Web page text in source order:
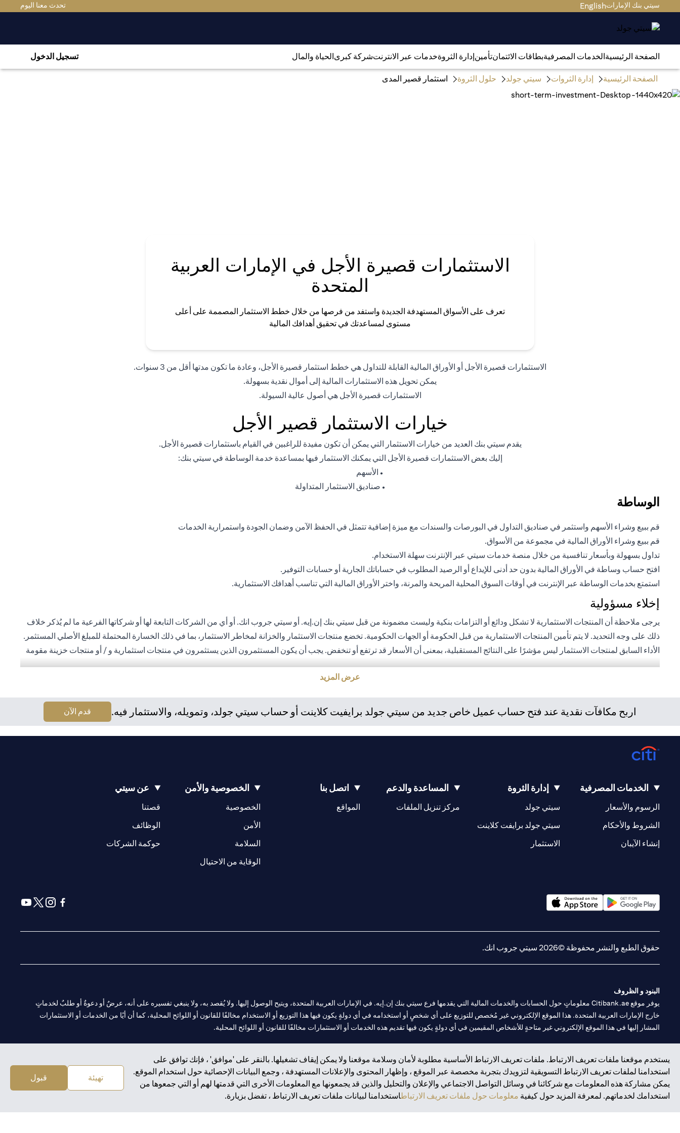
سيتي بنك الإماراتEnglish تحدث معنا اليوم
الصفحة الرئيسيةالخدمات المصرفيةبطاقات الائتمانتأمينإدارة الثروةخدمات عبر الانترنتشركة كبرىالحياة والمال تسجيل الدخول
الصفحة الرئيسية إدارة الثروات سيتي جولد حلول الثروة استثمار قصير المدى
الاستثمارات قصيرة الأجل في الإمارات العربية
المتحدة
تعرف على الأسواق المستهدفة الجديدة واستفد من فرصها من خلال خطط الاستثمار المصممة على أعلى
مستوى لمساعدتك في تحقيق أهدافك المالية
الاستثمارات قصيرة الأجل أو الأوراق المالية القابلة للتداول هي خطط استثمار قصيرة الأجل، وعادة ما تكون مدتها أقل من 3 سنوات.
يمكن تحويل هذه الاستثمارات المالية إلى أموال نقدية بسهولة.
الاستثمارات قصيرة الأجل هي أصول عالية السيولة.
خيارات الاستثمار قصير الأجل
يقدم سيتي بنك العديد من خيارات الاستثمار التي يمكن أن تكون مفيدة للراغبين في القيام باستثمارات قصيرة الأجل.
إليك بعض الاستثمارات قصيرة الأجل التي يمكنك الاستثمار فيها بمساعدة خدمة الوساطة في سيتي بنك:
● الأسهم
● صناديق الاستثمار المتداولة
الوساطة
قم ببيع وشراء الأسهم واستثمر في صناديق التداول في البورصات والسندات مع ميزة إضافية تتمثل في الحفظ الآمن وضمان الجودة واستمرارية الخدمات
قم ببيع وشراء الأوراق المالية في مجموعة من الأسواق.
تداول بسهولة وبأسعار تنافسية من خلال منصة خدمات سيتي عبر الإنترنت سهلة الاستخدام.
افتح حساب وساطة في الأوراق المالية بدون حد أدنى للإيداع أو الرصيد المطلوب في حساباتك الجارية أو حسابات التوفير.
استمتع بخدمات الوساطة عبر الإنترنت في أوقات السوق المحلية المريحة والمرنة، واختر الأوراق المالية التي تناسب أهدافك الاستثمارية.
إخلاء مسؤولية
يرجى ملاحظة أن المنتجات الاستثمارية لا تشكل ودائع أو التزامات بنكية وليست مضمونة من قبل سيتي بنك إن.إيه. أو سيتي جروب انك. أو أي من الشركات التابعة لها أو شركاتها الفرعية ما لم يُذكر خلاف
ذلك على وجه التحديد. لا يتم تأمين المنتجات الاستثمارية من قبل الحكومة أو الجهات الحكومية. تخضع منتجات الاستثمار والخزانة لمخاطر الاستثمار، بما في ذلك الخسارة المحتملة للمبلغ الأصلي المستثمر.
الأداء السابق لمنتجات الاستثمار ليس مؤشرًا على النتائج المستقبلية، بمعنى أن الأسعار قد ترتفع أو تنخفض. يجب أن يكون المستثمرون الذين يستثمرون في منتجات استثمارية و / أو منتجات خزينة مقومة
للأشخاص الأمريكيين. تخضع جميع الطلبات المتعلقة بمنتجات الاستثمار والخزينة لشروط وأحكام منتجات الاستثمار والخزينة الفردية. يدرك العميل أنه يقع على عاتقه السعي للحصول على مشورة قانونية و
بتعاملاته الاستثمارية نتيجة هذا التغيير، والامتثال لجميع القوانين واللوائح المعمول بها عند دخولها حيز التنفيذ. يدرك العميل أن سيتي بنك لا يقدم مشورة قانونية و/أو ضريبية وليس مسؤولاً عن تقديم المشورة
للعميل بشأن القوانين المطبقة على معاملاته. لا يوفر سيتي بنك الإمارات مراقبة مستمرة لممتلكات العملاء الحاليين.
عرض المزيد
اربح مكافآت نقدية عند فتح حساب عميل خاص جديد من سيتي جولد برايفيت كلاينت أو حساب سيتي جولد، وتمويله، والاستثمار فيه. قدم الآن
يستخدم موقعنا ملفات تعريف الارتباط. ملفات تعريف الارتباط الأساسية مطلوبة لأمان وسلامة موقعنا ولا يمكن إيقاف تشغيلها. بالنقر على 'موافق' ، فإنك توافق على
استخدامنا لملفات تعريف الارتباط التسويقية لتزويدك بتجربة مخصصة عبر الموقع ، وإظهار المحتوى والإعلانات المستهدفة ، وجمع البيانات الإحصائية حول استخدام الموقع.
يمكن مشاركة هذه المعلومات مع شركائنا في وسائل التواصل الاجتماعي والإعلان والتحليل والذين قد يجمعونها مع المعلومات الأخرى التي قدمتها لهم أو التي جمعوها من
استخدامك لخدماتهم. لمعرفة المزيد حول كيفية معلومات حول ملفات تعريف الارتباطاستخدامنا لبيانات ملفات تعريف الارتباط ، تفضل بزيارة.
تهيئة قبول
الخدمات المصرفية
الرسوم والأسعار
الشروط والأحكام
إنشاء الآيبان
إدارة الثروة
سيتي جولد
سيتي جولد برايفت كلاينت
الاستثمار
المساعدة والدعم
مركز تنزيل الملفات
اتصل بنا
المواقع
(opens in a new tab)
الخصوصية والأمن
الخصوصية
الأمن
السلامة
الوقاية من الاحتيال
عن سيتي
قصتنا
(opens in a new tab)
الوظائف
(opens in a new tab)
حوكمة الشركات
(opens in a new tab)
حقوق الطبع والنشر محفوظة ©2026 سيتي جروب انك.
البنود و الظروف
يوفر موقع Citibank.ae معلوماتٍ حول الحسابات والخدمات المالية التي يقدمها فرع سيتي بنك إن.إيه. في الإمارات العربية المتحدة، ويتيح الوصول إليها. ولا يُقصد به، ولا ينبغي تفسيره على أنه، عرضٌ أو دعوةٌ أو طلبٌ لخدماتٍ
خارج الإمارات العربية المتحدة. هذا الموقع الإلكتروني غير مُخصص للتوزيع على أي شخصٍ أو استخدامه في أي دولةٍ يكون فيها هذا التوزيع أو الاستخدام مخالفًا للقانون أو اللوائح المحلية، كما أن أيًا من الخدمات أو الاستثمارات
المشار إليها في هذا الموقع الإلكتروني غير متاحةٍ للأشخاص المقيمين في أي دولةٍ يكون فيها تقديم هذه الخدمات أو الاستثمارات مخالفًا للقانون أو اللوائح المحلية.
سيتي بنك إن. إيه. الإمارات مسجل لدى مصرف الإمارات المركزي تحت أرقام التراخيص 202563 لفرع الوصل في دبي، 531989 لفرع مول الإمارات في دبي، و CN-1002019لفرع أبوظبي. هاتف: 4000 311 04.
فرع سيتي بنك إن إيه - الإمارات العربية المتحدة مرخص من مصرف الإمارات العربية المتحدة المركزي كفرع لبنك أجنبي.
وسيط تداول في الأسواق الدولية بموجب ترخيص رقم 20200000198 ج) إدارة المحافظ بموجب ترخيص رقم 20200000240 د) الحفظ بموجب ترخيص رقم 602003.